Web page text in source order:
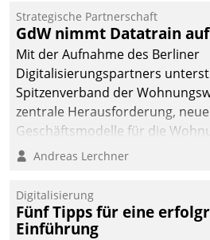
kommunale
gemeinsam mit der Berliner
Teilprozess der Objektsanierung
Strategische Partnerschaft
GdW nimmt Datatrain auf
Mit der Aufnahme des Berliner
Digitalisierungspartners
Spitzenverband der
zentrale Herausforderung,
Geschäftsmodelle für die
entwickeln.
Andreas Lerchner
Digitalisierung
Fünf Tipps für eine
Einführung